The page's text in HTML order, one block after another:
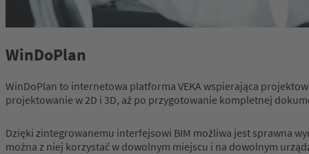
WinDoPlan
WinDoPlan to internetowa platforma VEKA wspierająca
projektowanie w 2D i 3D, aż po przygotowanie kompletnej
Dzięki zintegrowanemu interfejsowi BIM możliwa jest sprawna
można z niej korzystać w dowolnym miejscu i na dowolnym